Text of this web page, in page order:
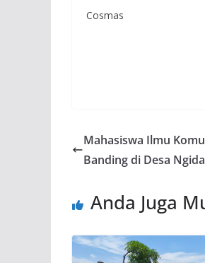
Cosmas
Mahasiswa Ilmu
Banding di Desa
Anda Juga